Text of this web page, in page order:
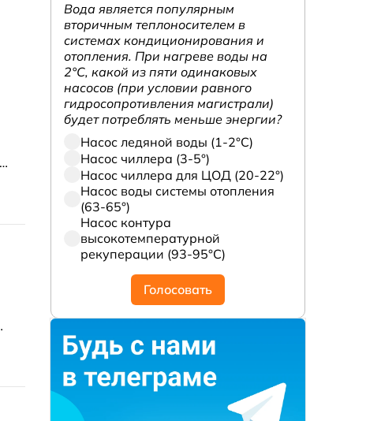
Вода является популярным
вторичным теплоносителем в
системах кондиционирования и
отопления. При нагреве воды на
2°С, какой из пяти одинаковых
насосов (при условии равного
гидросопротивления магистрали)
будет потреблять меньше энергии?
Насос ледяной воды (1-2°С)
Насос чиллера (3-5°)
Насос чиллера для ЦОД (20-22°)
Насос воды системы отопления
(63-65°)
Насос контура
высокотемпературной
рекуперации (93-95°С)
Голосовать